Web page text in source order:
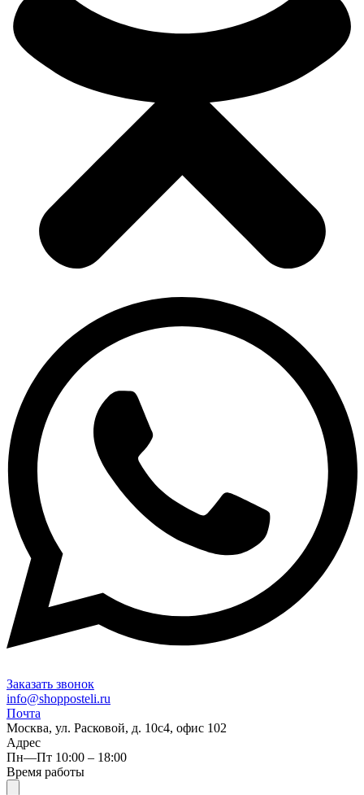
Заказать звонок
info@shopposteli.ru
Почта
Москва, ул. Расковой, д. 10с4, офис 102
Адрес
Пн—Пт 10:00 – 18:00
Время работы